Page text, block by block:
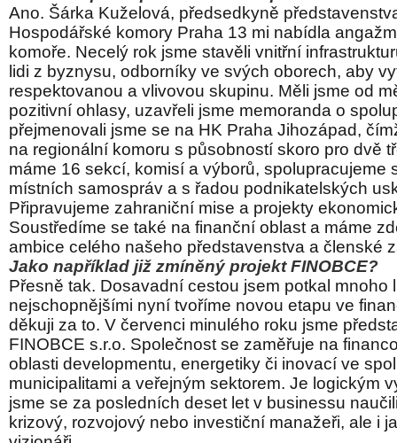
Ano. Šárka Kuželová, předsedkyně
Hospodářské komory Praha 13 mi nabídla
komoře. Necelý rok jsme stavěli vnitřní
lidi z byznysu, odborníky ve svých oborech, aby
respektovanou a vlivovou skupinu. Měli jsme od
pozitivní ohlasy, uzavřeli jsme memoranda o
přejmenovali jsme se na HK Praha Jihozápad,
na regionální komoru s působností skoro pro dvě
máme 16 sekcí, komisí a výborů, spolupracujeme
místních samospráv a s řadou podnikatelských
Připravujeme zahraniční mise a projekty
Soustředíme se také na finanční oblast a máme
ambice celého našeho představenstva a členské
Jako například již zmíněný projekt FINOBCE?
Přesně tak. Dosavadní cestou jsem potkal mnoho
nejschopnějšími nyní tvoříme novou etapu ve
děkuji za to. V červenci minulého roku jsme
FINOBCE s.r.o. Společnost se zaměřuje na
oblasti developmentu, energetiky či inovací ve
municipalitami a veřejným sektorem. Je logickým
jsme se za posledních deset let v businessu
krizový, rozvojový nebo investiční manažeři, ale i